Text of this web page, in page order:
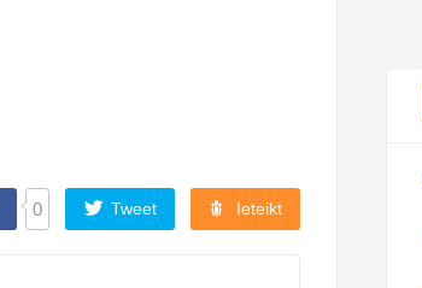
0 Tweet Ieteikt